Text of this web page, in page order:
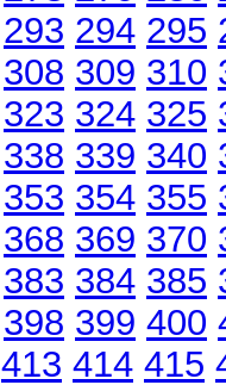
293 294 295
308 309 310
323 324 325
338 339 340
353 354 355
368 369 370
383 384 385
398 399 400
413 414 415